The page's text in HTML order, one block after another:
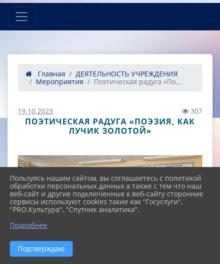
Главная
ДЕЯТЕЛЬНОСТЬ УЧРЕЖДЕНИЯ
Мероприятия
Поэтическая радуга «По...
19.10.2023 307
ПОЭТИЧЕСКАЯ РАДУГА «ПОЭЗИЯ, КАК
ЛУЧИК ЗОЛОТОЙ»
Пользуясь нашим сайтом, вы соглашаетесь с политикой
обработки персональных данных а также с тем что наш
веб-сайт и другие подключенные к веб-сайту сторонние
сервисы используют cookies такие как "Госуслуги",
"PRO.Культура", "Спутник аналитика".
Подробнее
Подтверждаю